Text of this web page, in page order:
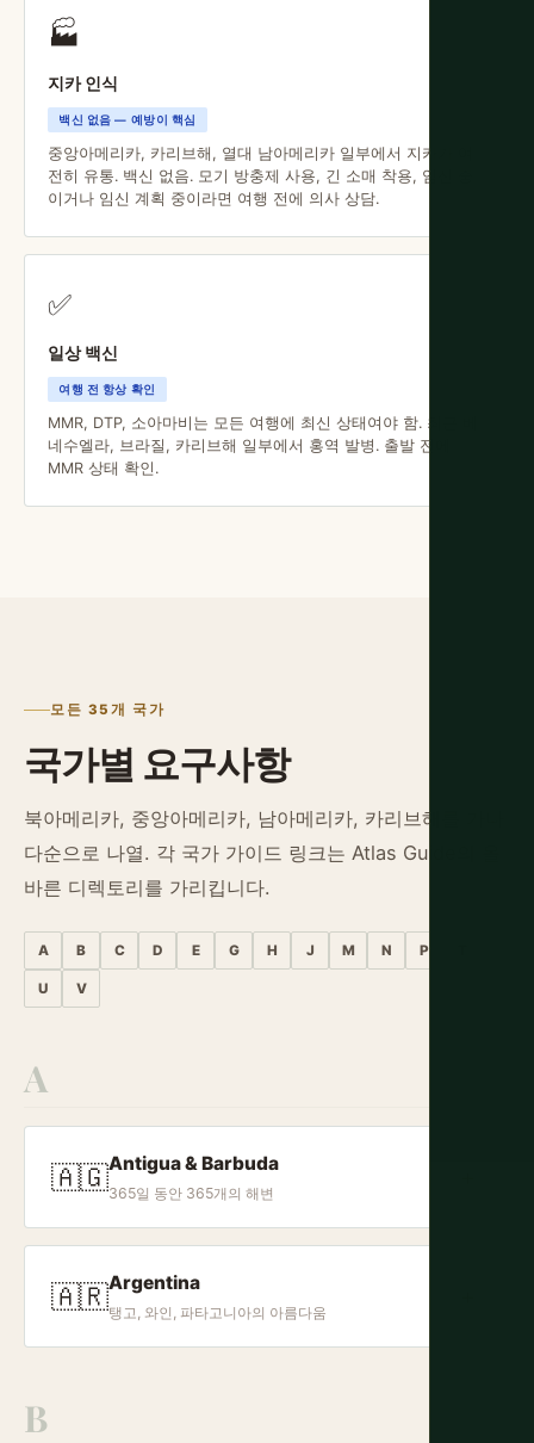
🏭
지카 인식
백신 없음 — 예방이 핵심
중앙아메리카, 카리브해, 열대 남아메리카 일부에서 지카가 여
전히 유통. 백신 없음. 모기 방충제 사용, 긴 소매 착용, 임신 중
이거나 임신 계획 중이라면 여행 전에 의사 상담.
✅
일상 백신
여행 전 항상 확인
MMR, DTP, 소아마비는 모든 여행에 최신 상태여야 함. 최근 베
네수엘라, 브라질, 카리브해 일부에서 홍역 발병. 출발 전에
MMR 상태 확인.
모든 35개 국가
국가별 요구사항
북아메리카, 중앙아메리카, 남아메리카, 카리브해를 가나
다순으로 나열. 각 국가 가이드 링크는 Atlas Guide의 올
바른 디렉토리를 가리킵니다.
A B C D E G H J M N P
U V
A
🇦🇬Antigua & Barbuda
365일 동안 365개의 해변
🇦🇷Argentina
탱고, 와인, 파타고니아의 아름다움
B